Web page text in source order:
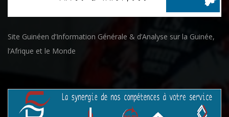
Site Guinéen d’Information Générale & d’Analyse sur la Guinée,
l’Afrique et le Monde